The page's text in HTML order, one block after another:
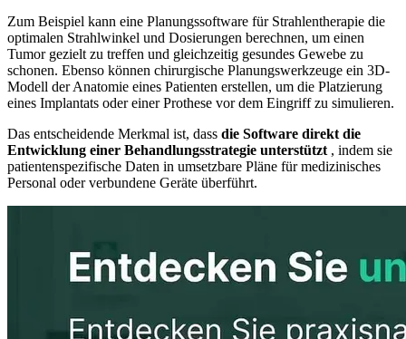
Zum Beispiel kann eine Planungssoftware für Strahlentherapie die
optimalen Strahlwinkel und Dosierungen berechnen, um einen
Tumor gezielt zu treffen und gleichzeitig gesundes Gewebe zu
schonen. Ebenso können chirurgische Planungswerkzeuge ein 3D-
Modell der Anatomie eines Patienten erstellen, um die Platzierung
eines Implantats oder einer Prothese vor dem Eingriff zu simulieren.
Das entscheidende Merkmal ist, dass die Software direkt die
Entwicklung einer Behandlungsstrategie unterstützt , indem sie
patientenspezifische Daten in umsetzbare Pläne für medizinisches
Personal oder verbundene Geräte überführt.